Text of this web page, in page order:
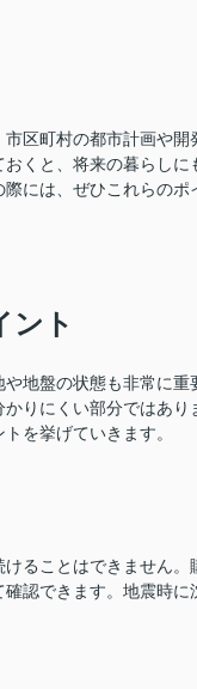
区町村の都市計画や
くと、将来の暮らしに
には、ぜひこれらの
ント
地盤の状態も非常に重
りにくい部分ではあ
を挙げていきます。
ることはできません
認できます。地震時に